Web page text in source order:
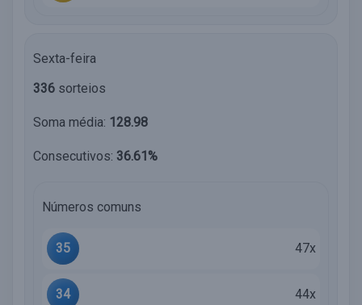
Sexta-feira
336 sorteios
Soma média: 128.98
Consecutivos: 36.61%
Números comuns
35 47x
34 44x